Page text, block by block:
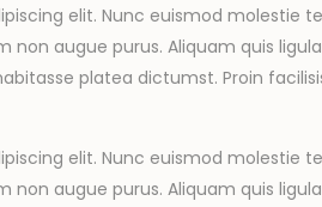
elit. Nunc euismod
augue purus. Aliquam quis
platea dictumst. Proin
elit. Nunc euismod
augue purus. Aliquam quis